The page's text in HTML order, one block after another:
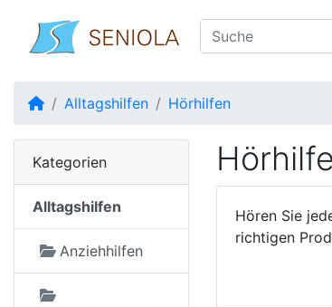
Startseite
Alltagshilfen Hörhilfen
Hören Sie
richtigen
Kategorien
Alltagshilfen
Anziehhilfen